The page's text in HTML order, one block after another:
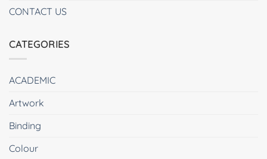
CONTACT US
CATEGORIES
ACADEMIC
Artwork
Binding
Colour